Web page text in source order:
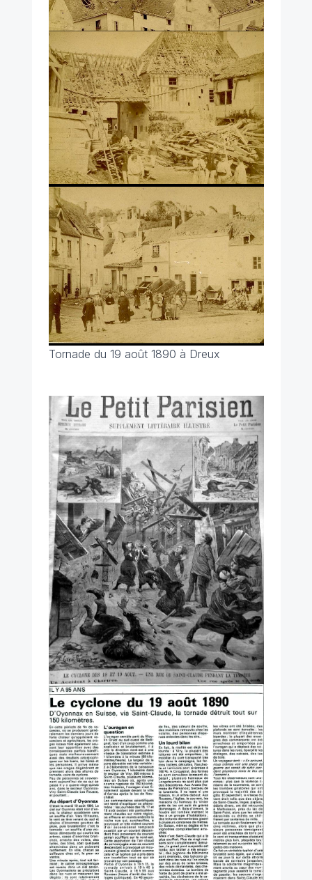
Tornade du 19 août 1890 à Dreux